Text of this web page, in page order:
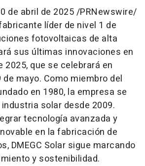
de abril de 2025/PRNewswire/
líder de nivel 1 de
fotovoltaicas de alta
sus últimas innovaciones en
2025, que se celebrará en
mayo. Como miembro del
en 1980, la empresa se
solar desde 2009.
tecnología avanzada y
en la fabricación de
DMEGC Solar sigue marcando
y sostenibilidad.